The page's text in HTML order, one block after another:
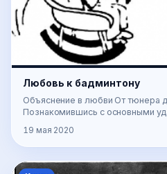
Любовь к бадминтону
Объяснение в любви От тюнера
Познакомившись с основными
предыдущих…
19 мая 2020